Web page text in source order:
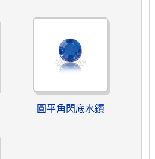
圓平角閃底水鑽